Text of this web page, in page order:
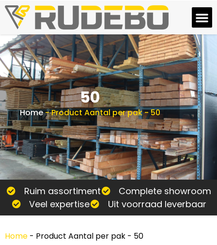
50
Home-Product Aantal per pak-50
Ruim assortiment
Complete showroom
Veel expertise
Uit voorraad leverbaar
Home - Product Aantal per pak - 50